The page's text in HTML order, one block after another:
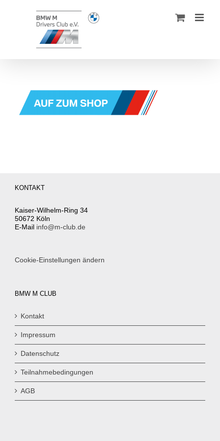
KONTAKT
Kaiser-Wilhelm-Ring 34
50672 Köln
E-Mail info@m-club.de
Cookie-Einstellungen ändern
BMW M CLUB
Kontakt
Impressum
Datenschutz
Teilnahmebedingungen
AGB